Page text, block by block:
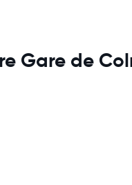
Gare de